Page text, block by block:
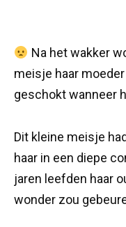
Na het wakker
meisje haar
geschokt wanneer
Dit kleine meisje
haar in een diepe
jaren leefden haar
wonder zou